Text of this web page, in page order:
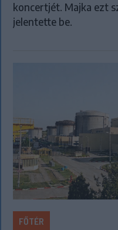
koncertjét. Majka ezt
jelentette be.
FŐTÉR